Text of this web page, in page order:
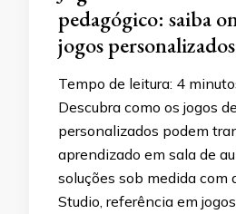
pedagógico: saiba
jogos personalizados
Tempo de leitura: 4
Descubra como os jogos
personalizados podem
aprendizado em sala de
soluções sob medida com
Studio, referência em